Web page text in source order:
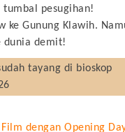
pesugihan!
ke Gunung Klawih.
dunia demit!
tayang di bioskop
dengan Opening